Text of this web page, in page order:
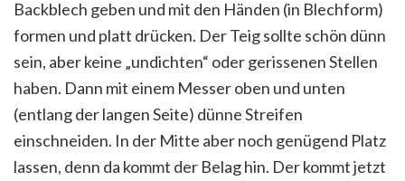
Backblech geben und mit den Händen (in Blechform)
formen und platt drücken. Der Teig sollte schön dünn
sein, aber keine „undichten“ oder gerissenen Stellen
haben. Dann mit einem Messer oben und unten
(entlang der langen Seite) dünne Streifen
einschneiden. In der Mitte aber noch genügend Platz
lassen, denn da kommt der Belag hin. Der kommt jetzt